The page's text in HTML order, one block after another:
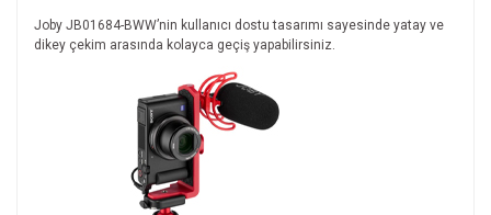
Joby JB01684-BWW’nin kullanıcı dostu tasarımı sayesinde yatay ve
dikey çekim arasında kolayca geçiş yapabilirsiniz.